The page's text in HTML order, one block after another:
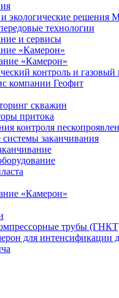
экологические решения
технологии
и сервисы
«Камерон»
«Камерон»
контроль и газовый
компании Геофит
скважин
притока
контроля
заканчивания
«Камерон»
трубы
для интенсификации